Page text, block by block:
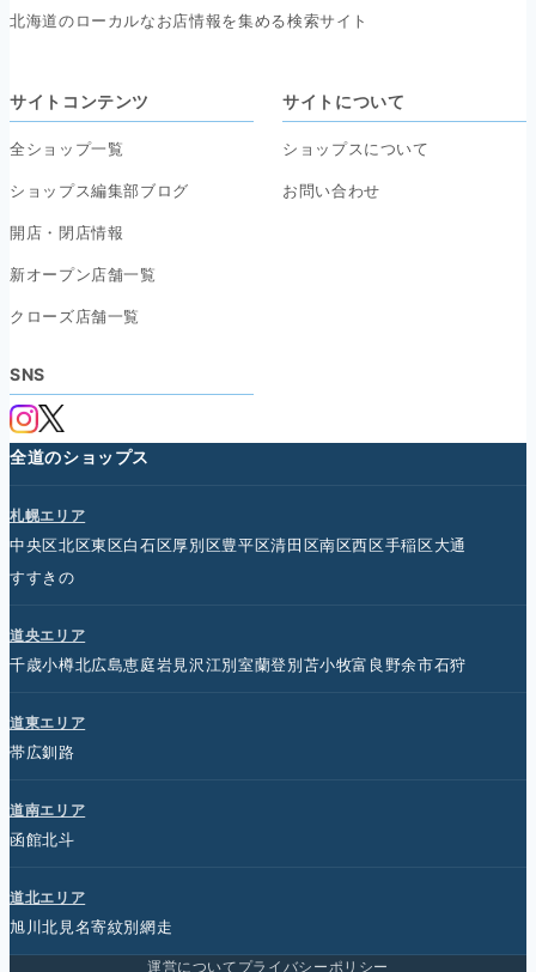
北海道のローカルなお店情報を集める検索サイト
サイトコンテンツ
全ショップ一覧
ショップス編集部ブログ
開店・閉店情報
新オープン店舗一覧
クローズ店舗一覧
サイトについて
ショップスについて
お問い合わせ
SNS
全道のショップス
札幌エリア
中央区北区東区白石区厚別区豊平区清田区南区西区手稲区大通
すすきの
道央エリア
千歳小樽北広島恵庭岩見沢江別室蘭登別苫小牧富良野余市石狩
道東エリア
帯広釧路
道南エリア
函館北斗
道北エリア
旭川北見 名寄紋別網走
運営について プライバシーポリシー